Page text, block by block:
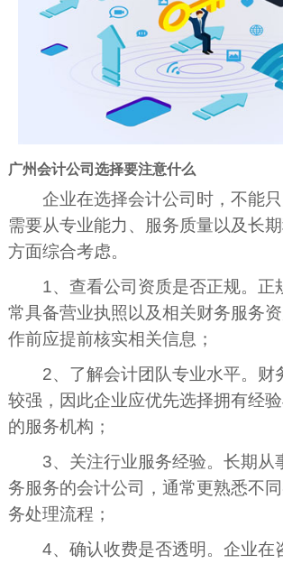
广州会计公司选择要注意什么
企业在选择会计公司时，不能
需要从专业能力、服务质量以及长
方面综合考虑。
1、查看公司资质是否正规。正
常具备营业执照以及相关财务服务
作前应提前核实相关信息；
2、了解会计团队专业水平。财
较强，因此企业应优先选择拥有经
的服务机构；
3、关注行业服务经验。长期从
务服务的会计公司，通常更熟悉不
务处理流程；
4、确认收费是否透明。企业在